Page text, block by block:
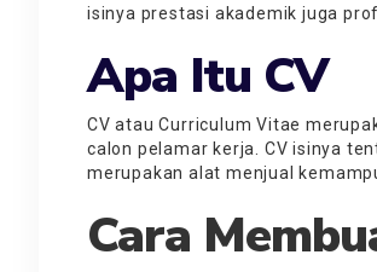
isinya prestasi akademik juga
Apa Itu CV
CV atau Curriculum Vitae
calon pelamar kerja. CV isinya
merupakan alat menjual
Cara